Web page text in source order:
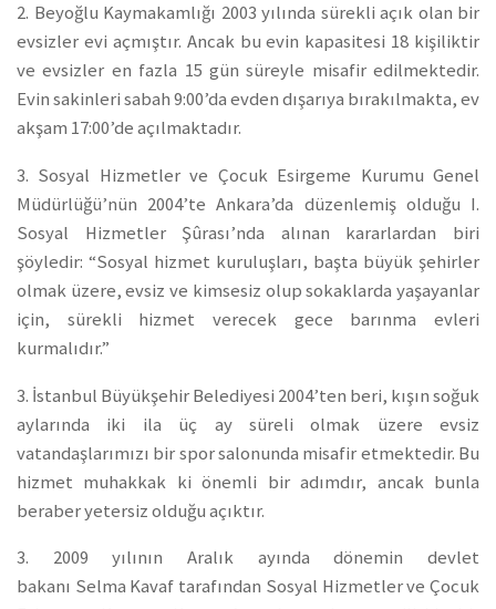
2. Beyoğlu Kaymakamlığı 2003 yılında sürekli açık olan bir
evsizler evi açmıştır. Ancak bu evin kapasitesi 18 kişiliktir
ve evsizler en fazla 15 gün süreyle misafir edilmektedir.
Evin sakinleri sabah 9:00’da evden dışarıya bırakılmakta, ev
akşam 17:00’de açılmaktadır.
3. Sosyal Hizmetler ve Çocuk Esirgeme Kurumu Genel
Müdürlüğü’nün 2004’te Ankara’da düzenlemiş olduğu I.
Sosyal Hizmetler Şûrası’nda alınan kararlardan biri
şöyledir: “Sosyal hizmet kuruluşları, başta büyük şehirler
olmak üzere, evsiz ve kimsesiz olup sokaklarda yaşayanlar
için, sürekli hizmet verecek gece barınma evleri
kurmalıdır.”
3. İstanbul Büyükşehir Belediyesi 2004’ten beri, kışın soğuk
aylarında iki ila üç ay süreli olmak üzere evsiz
vatandaşlarımızı bir spor salonunda misafir etmektedir. Bu
hizmet muhakkak ki önemli bir adımdır, ancak bunla
beraber yetersiz olduğu açıktır.
3. 2009 yılının Aralık ayında dönemin devlet
bakanı Selma Kavaf tarafından Sosyal Hizmetler ve Çocuk